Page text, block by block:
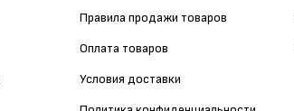
Правила продажи товаров
Оплата товаров
Условия доставки